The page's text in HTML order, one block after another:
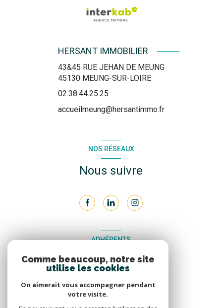
HERSANT IMMOBILIER
43&45 RUE JEHAN DE MEUNG
45130 MEUNG-SUR-LOIRE
02.38.44.25.25
accueilmeung@hersantimmo.fr
NOS RÉSEAUX
Nous suivre
ADHÉRENTS
Nous adhérons
Comme beaucoup, notre site
utilise les cookies
On aimerait vous accompagner pendant
votre visite.